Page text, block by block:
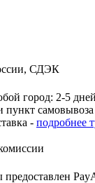
СДЭК
город: 2-5
самовывоза
- подробнее